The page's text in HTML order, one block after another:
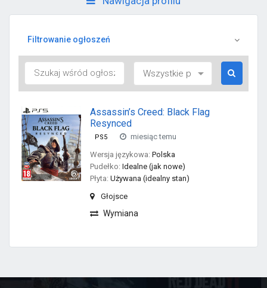
Filtrowanie ogłoszeń
Assassin’s Creed: Black Flag
Resynced
PS5
miesiąc temu
Wersja językowa: Polska
Pudełko: Idealne (jak nowe)
Płyta: Używana (idealny stan)
Głojsce
Wymiana